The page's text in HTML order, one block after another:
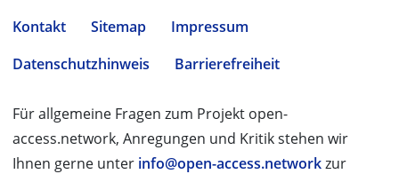
Kontakt Sitemap
Impressum
Datenschutzhinweis
Barrierefreiheit
Für allgemeine Fragen zum Projekt open-
access.network, Anregungen und Kritik stehen wir
Ihnen gerne unter info@open-access.networkzur